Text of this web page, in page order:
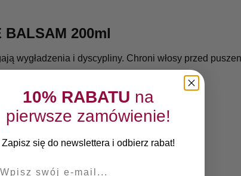
BALSAM 200ml
wygładzenia i dyscypliny. Chroni włosy przed
10% RABATU na
pierwsze zamówienie!
Zapisz się do newslettera i odbierz rabat!